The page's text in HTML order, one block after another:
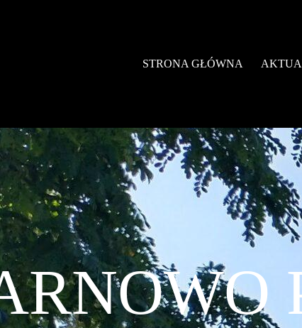
STRONA GŁÓWNA